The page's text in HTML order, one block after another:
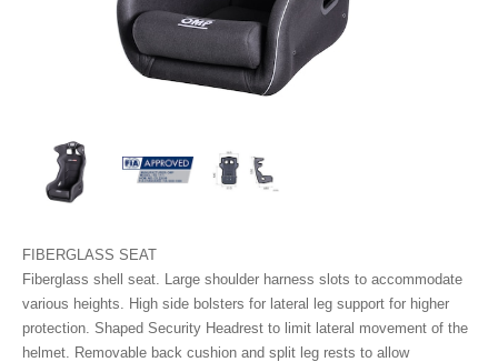
FIBERGLASS SEAT
Fiberglass shell seat. Large shoulder harness slots to accommodate
various heights. High side bolsters for lateral leg support for higher
protection. Shaped Security Headrest to limit lateral movement of the
helmet. Removable back cushion and split leg rests to allow